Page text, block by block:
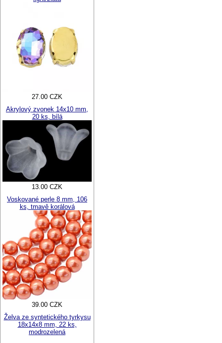
27.00 CZK
Akrylový zvonek 14x10 mm,
20 ks, bílá
13.00 CZK
Voskované perle 8 mm, 106
ks, tmavě korálová
39.00 CZK
Želva ze syntetického tyrkysu
18x14x8 mm, 22 ks,
modrozelená